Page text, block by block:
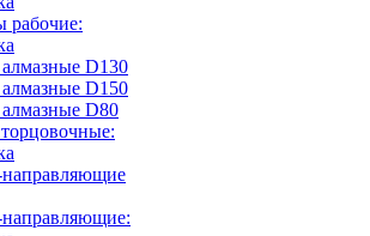
рабочие:
D130
D150
D80